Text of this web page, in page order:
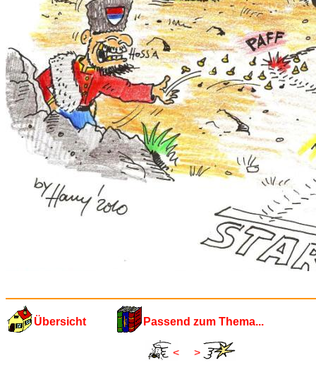
Übersicht Passend zum Thema...
< >